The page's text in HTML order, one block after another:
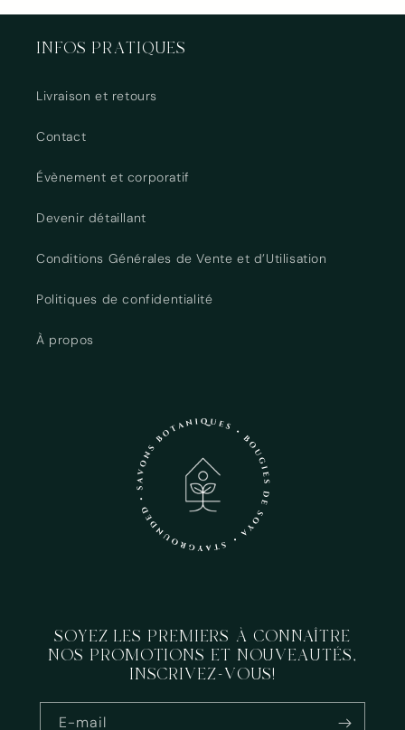
INFOS PRATIQUES
Livraison et retours
Contact
Évènement et corporatif
Devenir détaillant
Conditions Générales de Vente et d’Utilisation
Politiques de confidentialité
À propos
SOYEZ LES PREMIERS À CONNAÎTRE
NOS PROMOTIONS ET NOUVEAUTÉS,
INSCRIVEZ-VOUS!
E-mail